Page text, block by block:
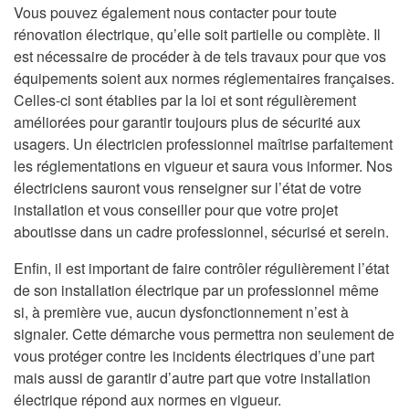
Vous pouvez également nous contacter pour toute
rénovation électrique, qu’elle soit partielle ou complète. Il
est nécessaire de procéder à de tels travaux pour que vos
équipements soient aux normes réglementaires françaises.
Celles-ci sont établies par la loi et sont régulièrement
améliorées pour garantir toujours plus de sécurité aux
usagers. Un électricien professionnel maîtrise parfaitement
les réglementations en vigueur et saura vous informer. Nos
électriciens sauront vous renseigner sur l’état de votre
installation et vous conseiller pour que votre projet
aboutisse dans un cadre professionnel, sécurisé et serein.
Enfin, il est important de faire contrôler régulièrement l’état
de son installation électrique par un professionnel même
si, à première vue, aucun dysfonctionnement n’est à
signaler. Cette démarche vous permettra non seulement de
vous protéger contre les incidents électriques d’une part
mais aussi de garantir d’autre part que votre installation
électrique répond aux normes en vigueur.